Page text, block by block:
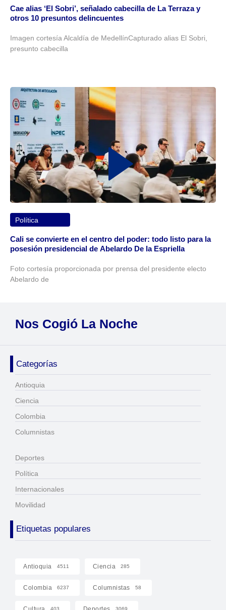
Cae alias ‘El Sobri’, señalado cabecilla de La Terraza y
otros 10 presuntos delincuentes
Imagen cortesía Alcaldía de MedellínCapturado alias El Sobri,
presunto cabecilla
Política
Cali se convierte en el centro del poder: todo listo para la
posesión presidencial de Abelardo De la Espriella
Foto cortesía proporcionada por prensa del presidente electo
Abelardo de
Nos Cogió La Noche
Categorías
Antioquia
Ciencia
Colombia
Columnistas
Deportes
Política
Internacionales
Movilidad
Etiquetas populares
Antioquia 4511 Ciencia 285
Colombia 6237 Columnistas 58
403 3069